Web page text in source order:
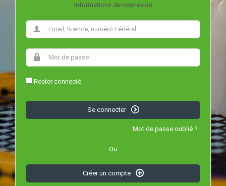
Informations de connexion
Rester connecté
Se connecter
Mot de passe oublié ?
Ou
Créer un compte